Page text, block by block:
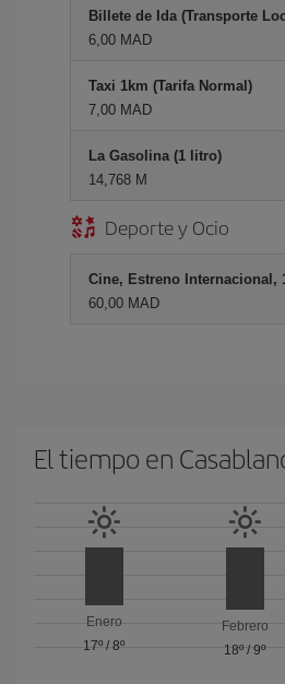
Billete de Ida (Transporte
6,00 MAD
Taxi 1km (Tarifa Normal)
7,00 MAD
La Gasolina (1 litro)
14,768 M
Deporte y Ocio
Cine, Estreno Internacional,
60,00 MAD
El tiempo en
Enero
17º /8º
Febrero
18º/ 9º